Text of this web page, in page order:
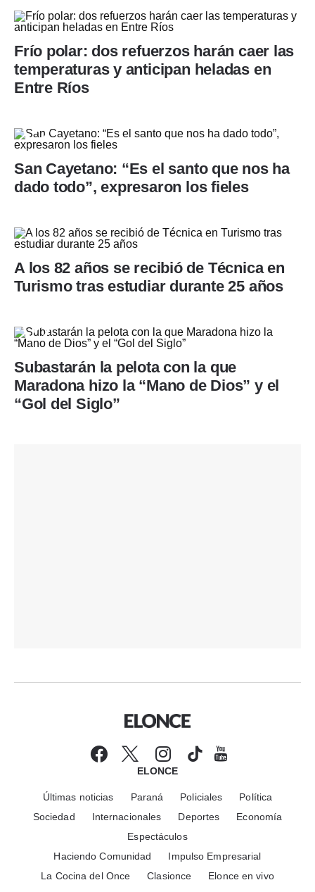
Frío polar: dos refuerzos harán caer las
temperaturas y anticipan heladas en
Entre Ríos
San Cayetano: “Es el santo que nos ha
dado todo”, expresaron los fieles
A los 82 años se recibió de Técnica en
Turismo tras estudiar durante 25 años
Subastarán la pelota con la que
Maradona hizo la “Mano de Dios” y el
“Gol del Siglo”
ELONCE
Últimas noticias Paraná Policiales
Política
Sociedad
Internacionales Deportes
Economía
Espectáculos
Haciendo Comunidad
Impulso Empresarial
La Cocina del Once
Clasionce
Elonce en vivo